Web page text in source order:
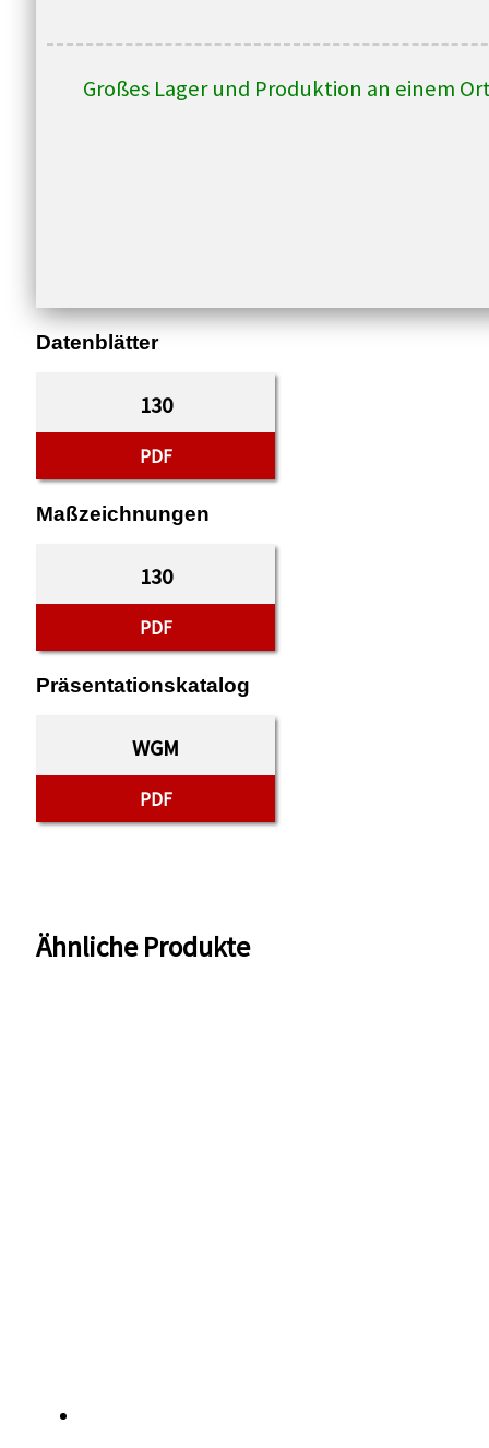
Großes Lager und Produktion an einem
Datenblätter
130
PDF
Maßzeichnungen
130
PDF
Präsentationskatalog
WGM
PDF
Ähnliche Produkte